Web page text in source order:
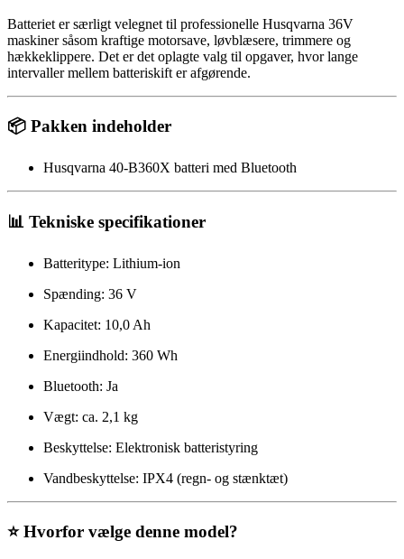
Batteriet er særligt velegnet til professionelle Husqvarna 36V
maskiner såsom kraftige motorsave, løvblæsere, trimmere og
hækkeklippere. Det er det oplagte valg til opgaver, hvor lange
intervaller mellem batteriskift er afgørende.
📦 Pakken indeholder
Husqvarna 40-B360X batteri med Bluetooth
📊 Tekniske specifikationer
Batteritype: Lithium-ion
Spænding: 36 V
Kapacitet: 10,0 Ah
Energiindhold: 360 Wh
Bluetooth: Ja
Vægt: ca. 2,1 kg
Beskyttelse: Elektronisk batteristyring
Vandbeskyttelse: IPX4 (regn- og stænktæt)
⭐ Hvorfor vælge denne model?